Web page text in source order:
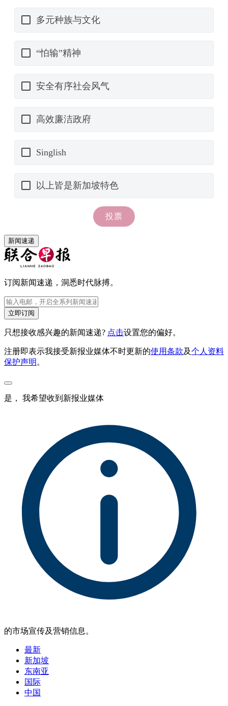
新闻速递
订阅新闻速递，洞悉时代脉搏。
立即订阅
只想接收感兴趣的新闻速递? 点击设置您的偏好。
注册即表示我接受新报业媒体不时更新的使用条款及个人资料
保护声明 。
是， 我希望收到新报业媒体
的市场宣传及营销信息。
最新
新加坡
东南亚
国际
中国